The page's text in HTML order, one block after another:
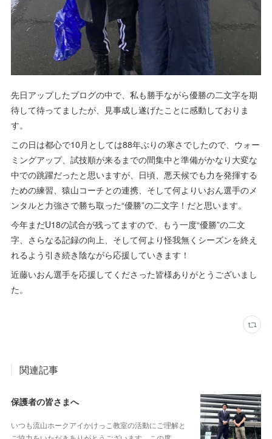
先日アップしたブログの中で、私も勝手ながら優勝の二文字を期
待して待ってましたが、見事成し遂げたことに感動しておりま
す。
この日は都心で10月としては88年ぶりの寒さでしたので、ウォー
ミングアップ、試技順が来るまでの間集中と準備がかなり大変な
中での跳躍だったと思いますが、日頃、悪天候でも力を発揮する
ための練習、猿山コーチとの連携、そして何よりいおん選手のメ
ンタルと力強さで勝ち取った“優勝”の二文字！だと思います。
今年まだU18の試合が残ってますので、もう一度“優勝”の二文
字、さらなる記録の向上、そして何より怪我無くシーズンを終え
れるよう引き続き陰ながら応援していきます！
近藤いおん選手を応援してくださった皆様ありがとうございまし
た。
関連記事
保護者の皆さまへ
いつも流山ホークアイかけっこ教室の活動にご理解と